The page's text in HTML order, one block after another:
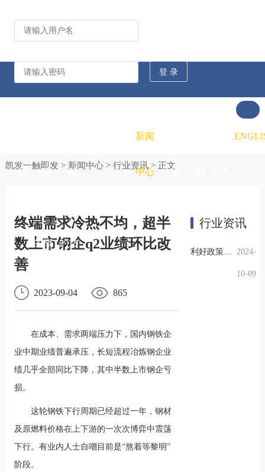
一触 一触
的概
一触
的文
新闻
中心 信息
凯发一触即发> 新闻中心> 行业资讯> 正文
终端需求冷热不均，超半
数上市钢企q2业绩环比改
善
2023-09-04 865
在成本、需求两端压力下，国内钢铁企
业中期业绩普遍承压，长短流程冶炼钢企业
绩几乎全部同比下降，其中半数上市钢企亏
损。
这轮钢铁下行周期已经超过一年，钢材
及原燃料价格在上下游的一次次博弈中震荡
下行。有业内人士自嘲目前是“熬着等黎明”
阶段。
行业资讯
利好政策提振钢市信心，四季度行业需求或小幅上升 2024-
10-09